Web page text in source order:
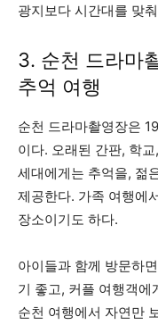
광지보다 시간대를 맞
3. 순천 드라마
추억 여행
순천 드라마촬영장은
이다. 오래된 간판, 학
세대에게는 추억을, 젊
제공한다. 가족 여행에
장소이기도 하다.
아이들과 함께 방문하
기 좋고, 커플 여행객에
순천 여행에서 자연만